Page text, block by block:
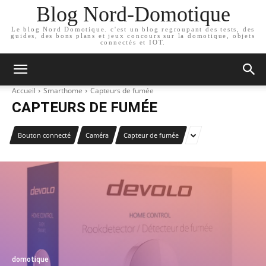
Blog Nord-Domotique
Le blog Nord Domotique. c'est un blog regroupant des tests, des
guides, des bons plans et jeux concours sur la domotique, objets
connectés et IOT.
Accueil Smarthome Capteurs de fumée
CAPTEURS DE FUMÉE
Bouton connecté Caméra Capteur de fumée
domotique